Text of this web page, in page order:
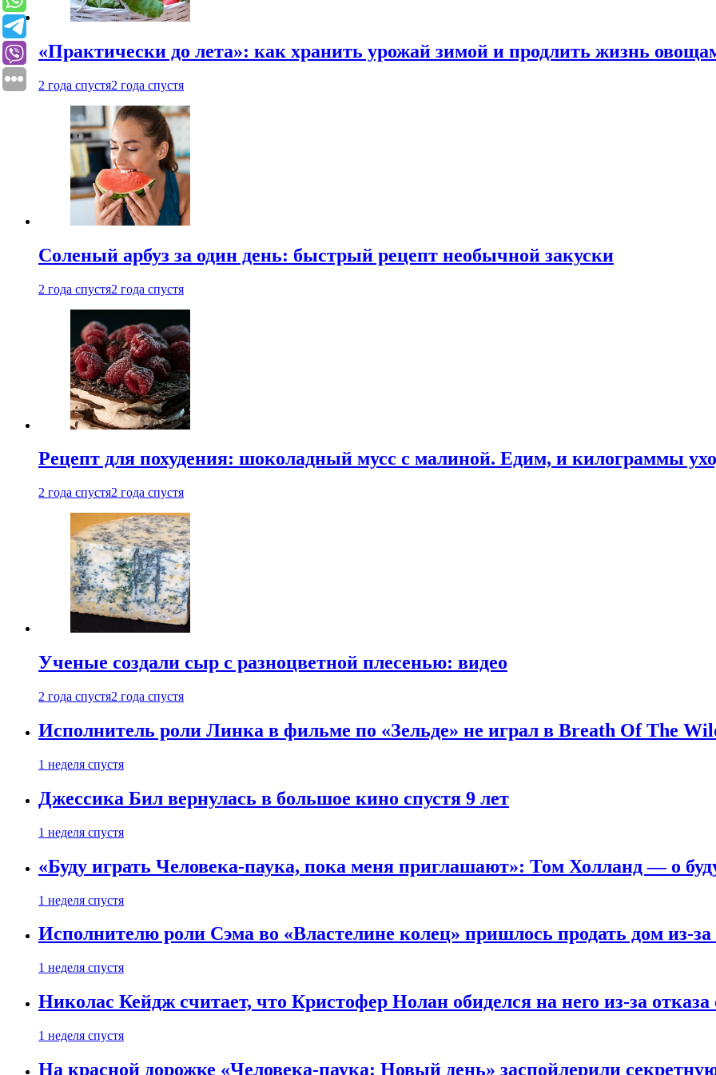
«Практически до лета»: как хранить урожай зимой и продлить жизнь
2 года спустя2 года спустя
Соленый арбуз за один день: быстрый рецепт необычной закуски
2 года спустя2 года спустя
Рецепт для похудения: шоколадный мусс с малиной. Едим, и килограммы
2 года спустя2 года спустя
Ученые создали сыр с разноцветной плесенью: видео
2 года спустя2 года спустя
Исполнитель роли Линка в фильме по «Зельде» не играл в Breath Of The
1 неделя спустя
Джессика Бил вернулась в большое кино спустя 9 лет
1 неделя спустя
«Буду играть Человека-паука, пока меня приглашают»: Том Холланд — о
1 неделя спустя
Исполнителю роли Сэма во «Властелине колец» пришлось продать дом из-за
1 неделя спустя
Николас Кейдж считает, что Кристофер Нолан обиделся на него из-за
1 неделя спустя
На красной дорожке «Человека-паука: Новый день» заспойлерили